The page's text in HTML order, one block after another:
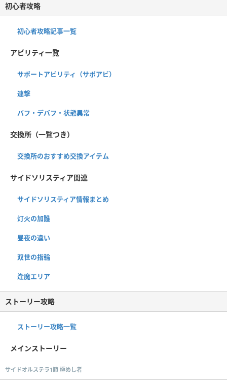
初心者攻略
初心者攻略記事一覧
アビリティ一覧
サポートアビリティ（サポアビ）
連撃
バフ・デバフ・状態異常
交換所（一覧つき）
交換所のおすすめ交換アイテム
サイドソリスティア関連
サイドソリスティア情報まとめ
灯火の加護
昼夜の違い
双世の指輪
逢魔エリア
ストーリー攻略
ストーリー攻略一覧
メインストーリー
サイドオルステラ1節 極めし者